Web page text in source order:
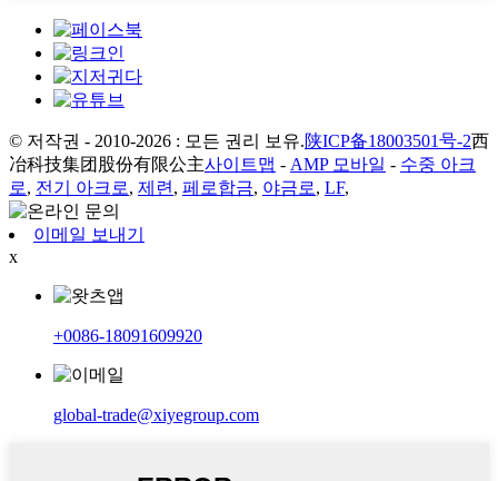
© 저작권 - 2010-2026 : 모든 권리 보유.陕ICP备18003501号-2西
冶科技集团股份有限公主사이트맵 - AMP 모바일 - 수중 아크
로, 전기 아크로, 제련 , 페로합금, 야금로, LF,
이메일 보내기
x
+0086-18091609920
global-trade@xiyegroup.com